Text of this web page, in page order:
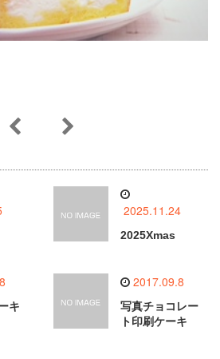
2025.11.24
2025Xmas
キ
2017.09.8
写真チョコレー
ト印刷ケーキ